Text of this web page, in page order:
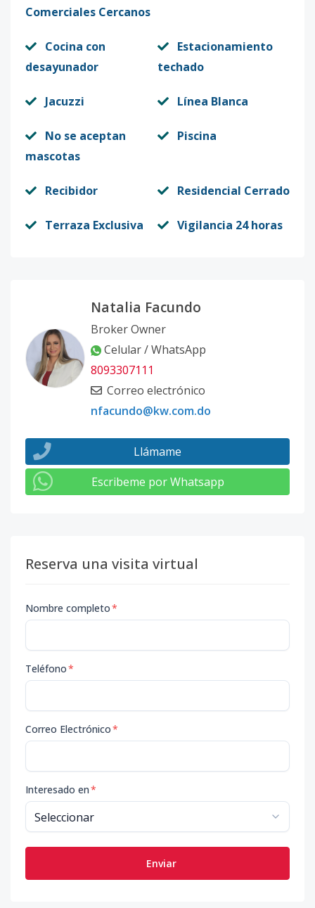
Comerciales Cercanos
Cocina con
desayunador
Estacionamiento
techado
Jacuzzi Línea Blanca
No se aceptan
mascotas
Piscina
Recibidor Residencial Cerrado
Terraza Exclusiva Vigilancia 24 horas
Natalia Facundo
Broker Owner
Celular / WhatsApp
8093307111
Correo electrónico
nfacundo@kw.com.do
Llámame
Escribeme por Whatsapp
Reserva una visita virtual
Nombre completo*
Teléfono*
Correo Electrónico*
Interesado en*
Enviar